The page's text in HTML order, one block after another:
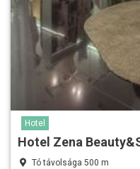
Hotel
Hotel Zena
Tó távolsága 500 m